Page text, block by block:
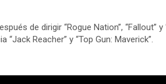
de dirigir “Rogue Nation”, “Fallout” y
Reacher” y “Top Gun: Maverick”.